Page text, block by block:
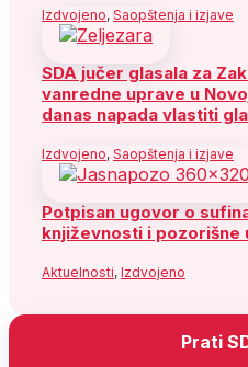
Izdvojeno, Saopštenja i izjave
SDA jučer glasala za
vanredne uprave u
danas napada vlastiti
Izdvojeno, Saopštenja i izjave
Potpisan ugovor o
književnosti i pozorišne
Aktuelnosti, Izdvojeno
Prati